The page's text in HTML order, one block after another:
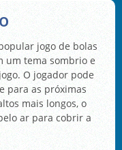
jogo de bolas
um tema sombrio e
O jogador pode
para as próximas
mais longos, o
ar para cobrir a